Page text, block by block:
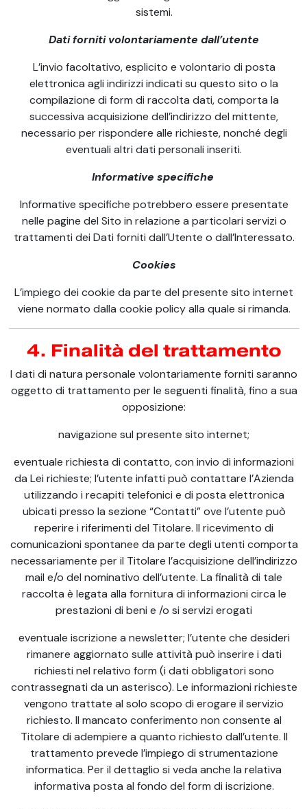
sistemi.
Dati forniti volontariamente dall’utente
L’invio facoltativo, esplicito e volontario di posta
elettronica agli indirizzi indicati su questo sito o la
compilazione di form di raccolta dati, comporta la
successiva acquisizione dell’indirizzo del mittente,
necessario per rispondere alle richieste, nonché degli
eventuali altri dati personali inseriti.
Informative specifiche
Informative specifiche potrebbero essere presentate
nelle pagine del Sito in relazione a particolari servizi o
trattamenti dei Dati forniti dall’Utente o dall’Interessato.
Cookies
L’impiego dei cookie da parte del presente sito internet
viene normato dalla cookie policy alla quale si rimanda.
4. Finalità del trattamento
I dati di natura personale volontariamente forniti saranno
oggetto di trattamento per le seguenti finalità, fino a sua
opposizione:
navigazione sul presente sito internet;
eventuale richiesta di contatto, con invio di informazioni
da Lei richieste; l’utente infatti può contattare l’Azienda
utilizzando i recapiti telefonici e di posta elettronica
ubicati presso la sezione “Contatti” ove l’utente può
reperire i riferimenti del Titolare. Il ricevimento di
comunicazioni spontanee da parte degli utenti comporta
necessariamente per il Titolare l’acquisizione dell’indirizzo
mail e/o del nominativo dell’utente. La finalità di tale
raccolta è legata alla fornitura di informazioni circa le
prestazioni di beni e /o si servizi erogati
eventuale iscrizione a newsletter; l’utente che desideri
rimanere aggiornato sulle attività può inserire i dati
richiesti nel relativo form (i dati obbligatori sono
contrassegnati da un asterisco). Le informazioni richieste
vengono trattate al solo scopo di erogare il servizio
richiesto. Il mancato conferimento non consente al
Titolare di adempiere a quanto richiesto dall’utente. Il
trattamento prevede l’impiego di strumentazione
informatica. Per il dettaglio si veda anche la relativa
informativa posta al fondo del form di iscrizione.